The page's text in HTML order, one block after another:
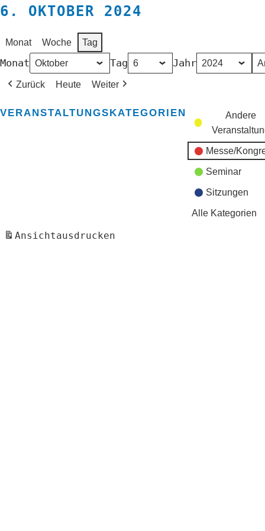
6. OKTOBER 2024
Monat Woche Tag
Monat Tag Jahr
Zurück Heute Weiter
VERANSTALTUNGSKATEGORIEN
Andere
Messe/
Seminar
Sitzungen
Alle Kategorien
Ansichtausdrucken